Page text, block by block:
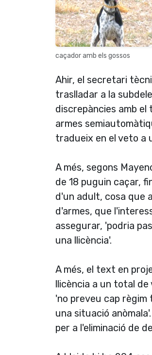
caçador amb els gossos
Ahir, el secretari
traslladar a la
discrepàncies amb
armes
tradueix en el veto a
A més, segons
de 18 puguin caçar,
d'un adult, cosa que
d'armes, que
assegurar, 'podria
una llicència'.
A més, el text en
llicència a un total
'no preveu cap
una situació
per a l'eliminació de